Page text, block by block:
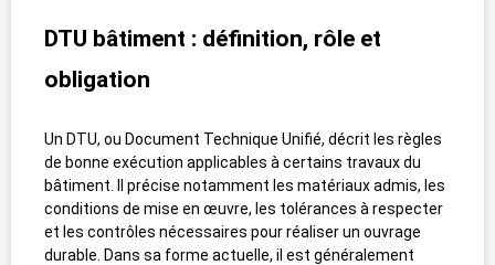
DTU bâtiment : définition, rôle et
obligation
Un DTU, ou Document Technique Unifié, décrit les règles
de bonne exécution applicables à certains travaux du
bâtiment. Il précise notamment les matériaux admis, les
conditions de mise en œuvre, les tolérances à respecter
et les contrôles nécessaires pour réaliser un ouvrage
durable. Dans sa forme actuelle, il est généralement